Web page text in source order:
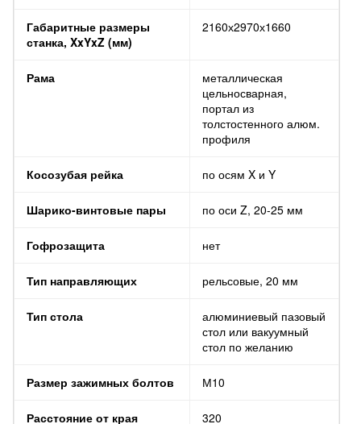
Габаритные размеры
станка, XxYxZ (мм)
2160х2970х1660
Рама
металлическая
цельносварная,
портал из
толстостенного алюм.
профиля
Косозубая рейка по осям X и Y
Шарико-винтовые пары по оси Z, 20-25 мм
Гофрозащита нет
Тип направляющих рельсовые, 20 мм
Тип стола
алюминиевый пазовый
стол или вакуумный
стол по желанию
Размер зажимных болтов М10
Расстояние от края 320